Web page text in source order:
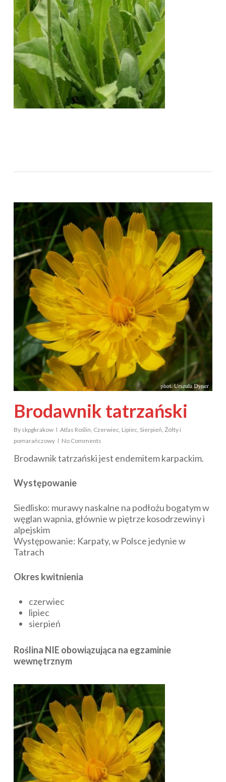
Brodawnik tatrzański
By skpgkrakow Atlas Roślin, Czerwiec, Lipiec, Sierpień, Żółty i
pomarańczowy
No Comments
Brodawnik tatrzański jest endemitem karpackim.
Występowanie
Siedlisko: murawy naskalne na podłożu bogatym w
węglan wapnia, głównie w piętrze kosodrzewiny i
alpejskim
Występowanie: Karpaty, w Polsce jedynie w
Tatrach
Okres kwitnienia
czerwiec
lipiec
sierpień
Roślina NIE obowiązująca na egzaminie
wewnętrznym